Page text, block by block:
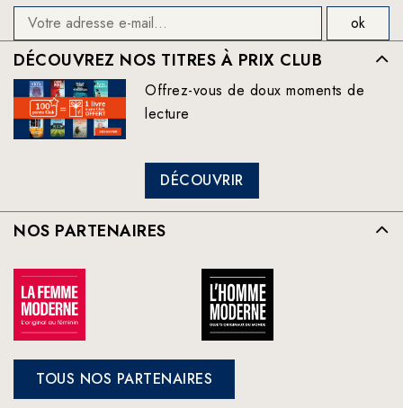
DÉCOUVREZ NOS TITRES À PRIX CLUB
Offrez-vous de doux moments de
lecture
DÉCOUVRIR
NOS PARTENAIRES
TOUS NOS PARTENAIRES